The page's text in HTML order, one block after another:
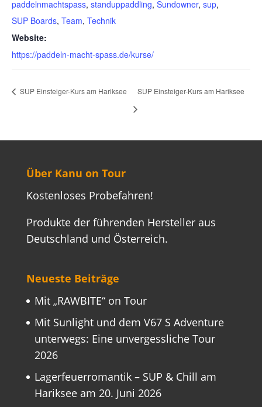
paddelnmachtspass, standuppaddling, Sundowner, sup,
SUP Boards, Team, Technik
Website:
https://paddeln-macht-spass.de/kurse/
SUP Einsteiger-Kurs am Hariksee SUP Einsteiger-Kurs am Hariksee
Über Kanu on Tour
Kostenloses Probefahren!
Produkte der führenden Hersteller aus
Deutschland und Österreich.
Neueste Beiträge
Mit „RAWBITE“ on Tour
Mit Sunlight und dem V67 S Adventure
unterwegs: Eine unvergessliche Tour
2026
Lagerfeuerromantik – SUP & Chill am
Hariksee am 20. Juni 2026